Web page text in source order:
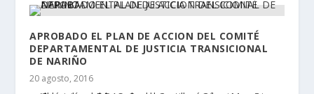
APROBADO EL PLAN DE ACCION DEL COMITÉ
DEPARTAMENTAL DE JUSTICIA TRANSICIONAL
DE NARIÑO
20 agosto, 2016